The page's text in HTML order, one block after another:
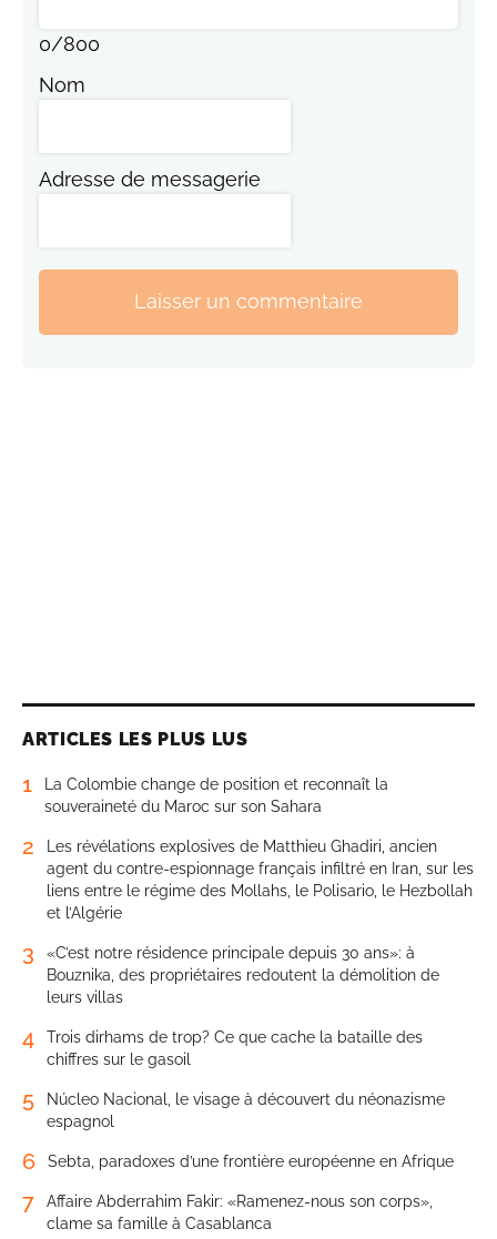
0/800
Nom
Adresse de messagerie
Laisser un commentaire
ARTICLES LES PLUS LUS
1
La Colombie change de position et reconnaît la
souveraineté du Maroc sur son Sahara
2
Les révélations explosives de Matthieu Ghadiri, ancien
agent du contre-espionnage français infiltré en Iran, sur les
liens entre le régime des Mollahs, le Polisario, le Hezbollah
et l’Algérie
3
«C’est notre résidence principale depuis 30 ans»: à
Bouznika, des propriétaires redoutent la démolition de
leurs villas
4
Trois dirhams de trop? Ce que cache la bataille des
chiffres sur le gasoil
5
Núcleo Nacional, le visage à découvert du néonazisme
espagnol
6 Sebta, paradoxes d’une frontière européenne en Afrique
7
Affaire Abderrahim Fakir: «Ramenez-nous son corps»,
clame sa famille à Casablanca